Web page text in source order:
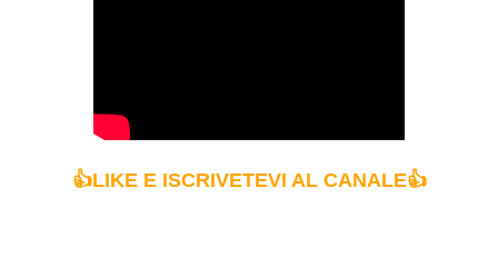
👍LIKE E ISCRIVETEVI AL CANALE👍